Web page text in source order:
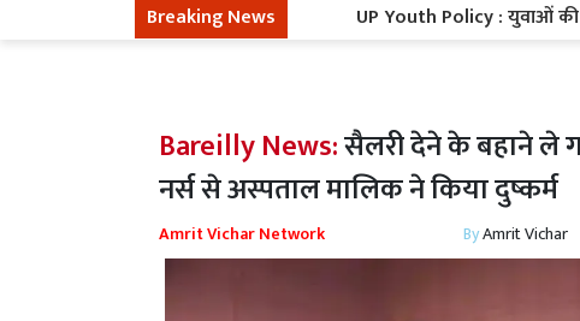
Breaking News
UP Youth Policy : युवाओं की
Bareilly News:सैलरी देने के बहाने ले
नर्स से अस्पताल मालिक ने किया दुष्कर्म
Amrit Vichar Network ByAmrit Vichar